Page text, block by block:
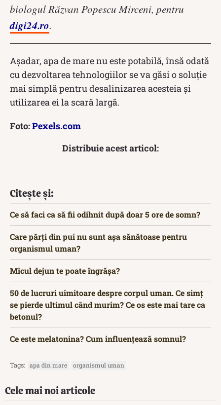
biologul Răzvan Popescu Mirceni, pentru
digi24.ro.
Așadar, apa de mare nu este potabilă, însă odată
cu dezvoltarea tehnologiilor se va găsi o soluție
mai simplă pentru desalinizarea acesteia și
utilizarea ei la scară largă.
Foto:Pexels.com
Distribuie acest articol:
Citește și:
Ce să faci ca să fii odihnit după doar 5 ore de somn?
Care părți din pui nu sunt așa sănătoase pentru
organismul uman?
Micul dejun te poate îngrășa?
50 de lucruri uimitoare despre corpul uman. Ce simț
se pierde ultimul când murim? Ce os este mai tare ca
betonul?
Ce este melatonina? Cum influențează somnul?
Tags: apa din mare organismul uman
Cele mai noi articole